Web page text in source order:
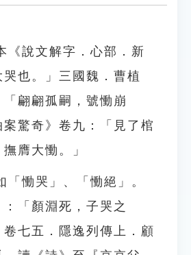
《說文解字．心部．新
哭也。」三國魏．曹植
「翩翩孤嗣，號慟崩
驚奇》卷九：「見了棺
膺大慟。」
慟哭」、「慟絕」。
：「顏淵死，子哭之
七五．隱逸列傳上．顧